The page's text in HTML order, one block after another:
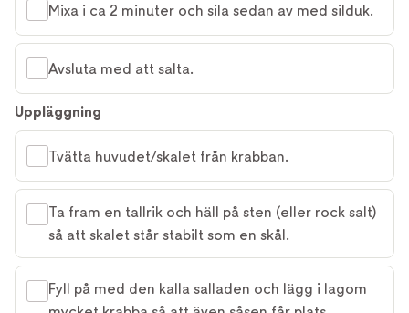
Mixa i ca 2 minuter och sila sedan av med silduk.
Avsluta med att salta.
Uppläggning
Tvätta huvudet/skalet från krabban.
Ta fram en tallrik och häll på sten (eller rock salt)
så att skalet står stabilt som en skål.
Fyll på med den kalla salladen och lägg i lagom